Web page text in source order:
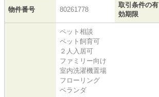
物件番号 80261778
取引条件の有
効期限
ペット相談
ペット飼育可
２人入居可
ファミリー向け
室内洗濯機置場
フローリング
ベランダ